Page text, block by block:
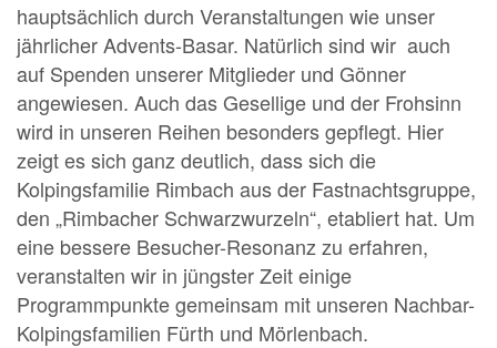
hauptsächlich durch Veranstaltungen wie unser
jährlicher Advents-Basar. Natürlich sind wir auch
auf Spenden unserer Mitglieder und Gönner
angewiesen. Auch das Gesellige und der Frohsinn
wird in unseren Reihen besonders gepflegt. Hier
zeigt es sich ganz deutlich, dass sich die
Kolpingsfamilie Rimbach aus der Fastnachtsgruppe,
den „Rimbacher Schwarzwurzeln“, etabliert hat. Um
eine bessere Besucher-Resonanz zu erfahren,
veranstalten wir in jüngster Zeit einige
Programmpunkte gemeinsam mit unseren Nachbar-
Kolpingsfamilien Fürth und Mörlenbach.